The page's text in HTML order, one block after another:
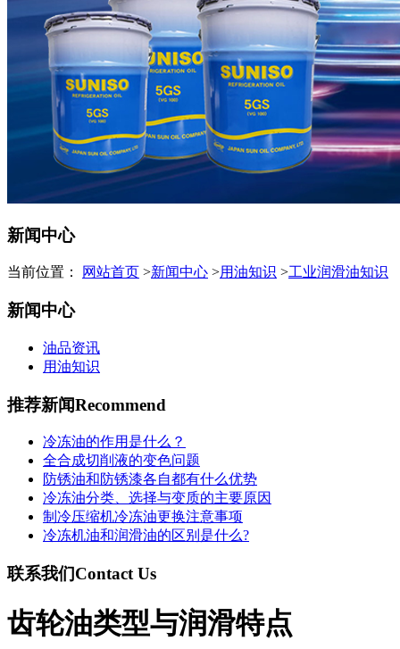
新闻中心
当前位置： 网站首页 >新闻中心 >用油知识 >工业润滑油知识
新闻中心
油品资讯
用油知识
推荐新闻Recommend
冷冻油的作用是什么？
全合成切削液的变色问题
防锈油和防锈漆各自都有什么优势
冷冻油分类、选择与变质的主要原因
制冷压缩机冷冻油更换注意事项
冷冻机油和润滑油的区别是什么?
联系我们Contact Us
齿轮油类型与润滑特点